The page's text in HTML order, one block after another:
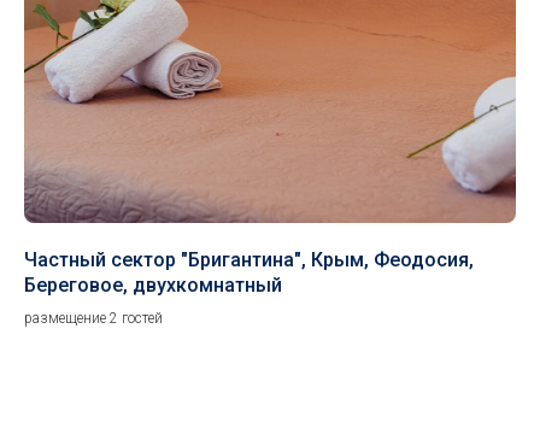
Частный сектор "Бригантина", Крым, Феодосия,
Береговое, двухкомнатный
размещение 2 гостей